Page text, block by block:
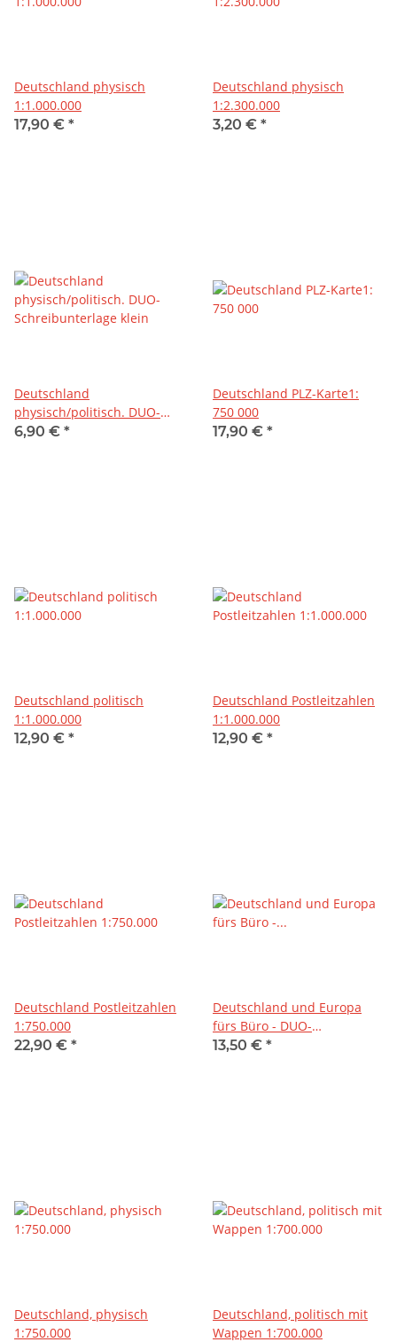
Deutschland physisch
1:1.000.000
17,90 € *
Deutschland physisch
1:2.300.000
3,20 € *
Deutschland
physisch/politisch. DUO-
Schreibunterlage klein
6,90 € *
Deutschland PLZ-Karte1:
750 000
17,90 € *
Deutschland politisch
1:1.000.000
12,90 € *
Deutschland Postleitzahlen
1:1.000.000
12,90 € *
Deutschland Postleitzahlen
1:750.000
22,90 € *
Deutschland und Europa
fürs Büro - DUO-
Schreibunterlage
13,50 € *
Deutschland, physisch
1:750.000
Deutschland, politisch mit
Wappen 1:700.000